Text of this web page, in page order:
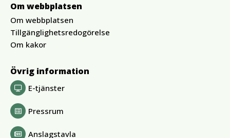
Om webbplatsen
Om webbplatsen
Tillgänglighetsredogörelse
Om kakor
Övrig information
E-tjänster
Pressrum
Anslagstavla